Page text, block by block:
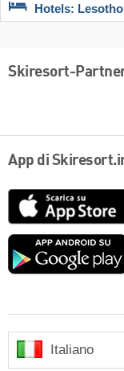
Hotels: Lesotho
Skiresort-
App di
Italiano